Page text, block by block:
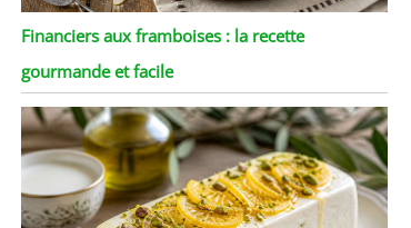
Financiers aux framboises : la recette
gourmande et facile